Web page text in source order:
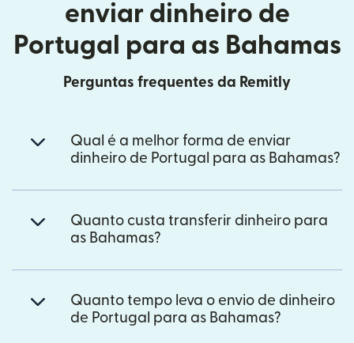
enviar dinheiro de
Portugal para as Bahamas
Perguntas frequentes da Remitly
Qual é a melhor forma de enviar
dinheiro de Portugal para as Bahamas?
Quanto custa transferir dinheiro para
as Bahamas?
Quanto tempo leva o envio de dinheiro
de Portugal para as Bahamas?